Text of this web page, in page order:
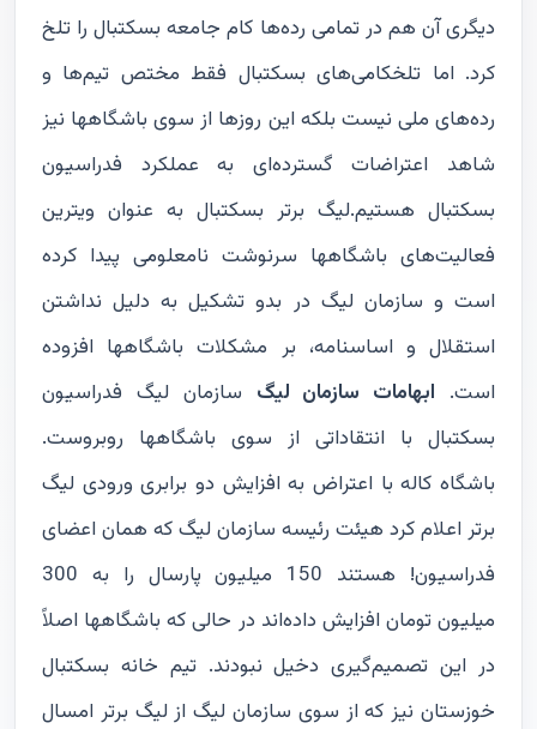
دیگری آن هم در تمامی رده‌ها کام جامعه بسکتبال را تلخ
کرد. اما تلخکامی‌های بسکتبال فقط مختص تیم‌ها و
رده‌های ملی نیست بلکه این روزها از سوی باشگاهها نیز
شاهد اعتراضات گسترده‌ای به عملکرد فدراسیون
بسکتبال هستیم.لیگ برتر بسکتبال به عنوان ویترین
فعالیت‌های باشگاهها سرنوشت نامعلومی پیدا کرده
است و سازمان لیگ در بدو تشکیل به دلیل نداشتن
استقلال و اساسنامه، بر مشکلات باشگاهها افزوده
است. ابهامات سازمان لیگ سازمان لیگ فدراسیون
بسکتبال با انتقاداتی از سوی باشگاهها روبروست.
باشگاه کاله با اعتراض به افزایش دو برابری ورودی لیگ
برتر اعلام کرد هیئت رئیسه سازمان لیگ که همان اعضای
فدراسیون! هستند 150 میلیون پارسال را به 300
میلیون تومان افزایش داده‌اند در حالی که باشگاهها اصلاً
در این تصمیم‌گیری دخیل نبودند. تیم خانه بسکتبال
خوزستان نیز که از سوی سازمان لیگ از لیگ برتر امسال